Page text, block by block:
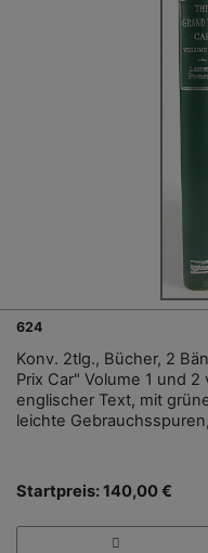
624
Konv. 2tlg., Bücher, 2
Prix Car" Volume 1 und
englischer Text, mit
leichte
Startpreis: 140,00 €